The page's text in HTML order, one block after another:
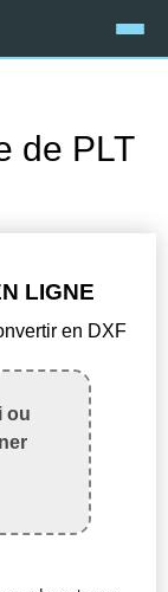
de PLT
LIGNE
en DXF
ou